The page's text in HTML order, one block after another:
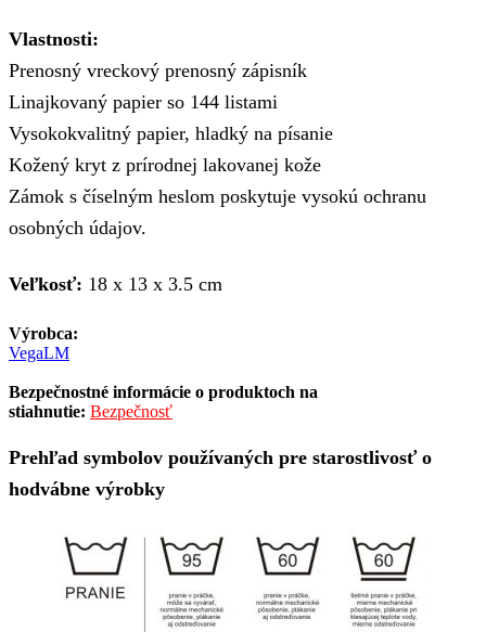
Vlastnosti:
Prenosný vreckový prenosný zápisník
Linajkovaný papier so 144 listami
Vysokokvalitný papier, hladký na písanie
Kožený kryt z prírodnej lakovanej kože
Zámok s číselným heslom poskytuje vysokú ochranu
osobných údajov.
Veľkosť: 18 x 13 x 3.5 cm
Výrobca:
VegaLM
Bezpečnostné informácie o produktoch na
stiahnutie: Bezpečnosť
Prehľad symbolov používaných pre starostlivosť o
hodvábne výrobky